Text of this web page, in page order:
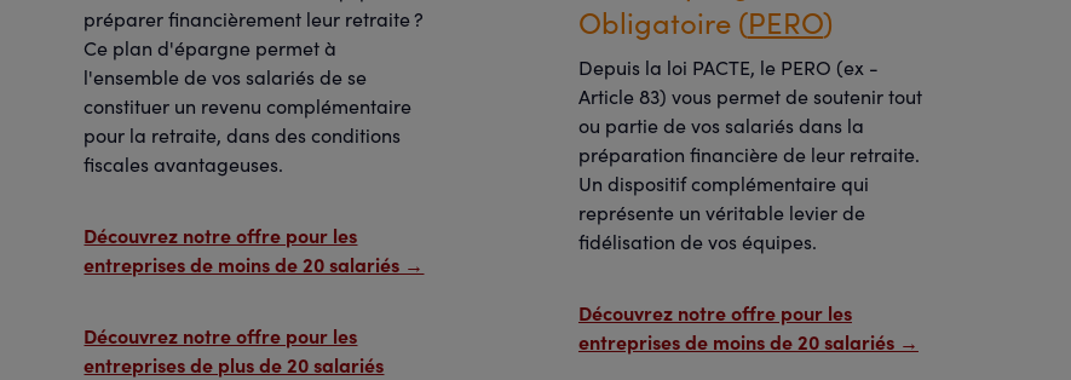
préparer financièrement leur retraite ?
Ce plan d'épargne permet à
l'ensemble de vos salariés de se
constituer un revenu complémentaire
pour la retraite, dans des conditions
fiscales avantageuses.
Découvrez notre offre pour les
entreprises de moins de 20 salariés →
Découvrez notre offre pour les
entreprises de plus de 20 salariés
Obligatoire (PERO)
Depuis la loi PACTE, le PERO (ex -
Article 83) vous permet de soutenir tout
ou partie de vos salariés dans la
préparation financière de leur retraite.
Un dispositif complémentaire qui
représente un véritable levier de
fidélisation de vos équipes.
Découvrez notre offre pour les
entreprises de moins de 20 salariés →